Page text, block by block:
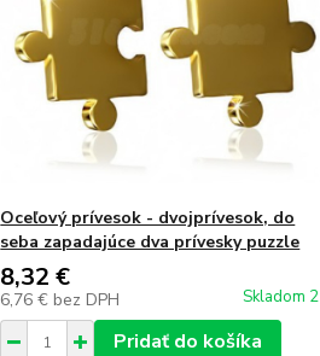
Oceľový prívesok - dvojprívesok, do
seba zapadajúce dva prívesky puzzle
8,32 €
6,76 € bez DPH Skladom 2
Pridať do košíka